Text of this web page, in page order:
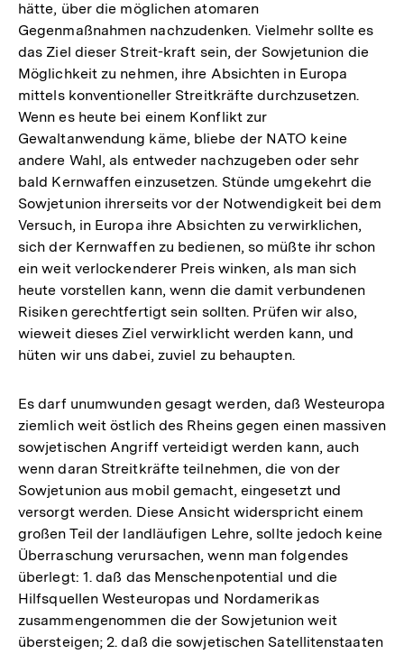
hätte, über die möglichen atomaren
Gegenmaßnahmen nachzudenken. Vielmehr sollte es
das Ziel dieser Streit-kraft sein, der Sowjetunion die
Möglichkeit zu nehmen, ihre Absichten in Europa
mittels konventioneller Streitkräfte durchzusetzen.
Wenn es heute bei einem Konflikt zur
Gewaltanwendung käme, bliebe der NATO keine
andere Wahl, als entweder nachzugeben oder sehr
bald Kernwaffen einzusetzen. Stünde umgekehrt die
Sowjetunion ihrerseits vor der Notwendigkeit bei dem
Versuch, in Europa ihre Absichten zu verwirklichen,
sich der Kernwaffen zu bedienen, so müßte ihr schon
ein weit verlockenderer Preis winken, als man sich
heute vorstellen kann, wenn die damit verbundenen
Risiken gerechtfertigt sein sollten. Prüfen wir also,
wieweit dieses Ziel verwirklicht werden kann, und
hüten wir uns dabei, zuviel zu behaupten.
Es darf unumwunden gesagt werden, daß Westeuropa
ziemlich weit östlich des Rheins gegen einen massiven
sowjetischen Angriff verteidigt werden kann, auch
wenn daran Streitkräfte teilnehmen, die von der
Sowjetunion aus mobil gemacht, eingesetzt und
versorgt werden. Diese Ansicht widerspricht einem
großen Teil der landläufigen Lehre, sollte jedoch keine
Überraschung verursachen, wenn man folgendes
überlegt: 1. daß das Menschenpotential und die
Hilfsquellen Westeuropas und Nordamerikas
zusammengenommen die der Sowjetunion weit
übersteigen; 2. daß die sowjetischen Satellitenstaaten